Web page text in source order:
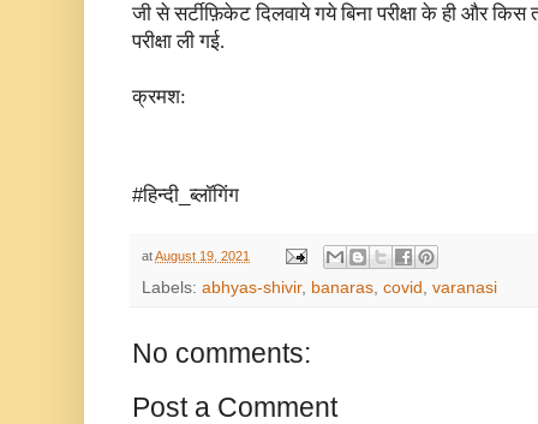
जी से सर्टीफ़िकेट दिलवाये गये बिना परीक्षा के ही और
परीक्षा ली गई.
क्रमश:
#हिन्दी_ब्लॉगिंग
atAugust 19, 2021
Labels: abhyas-shivir, banaras, covid , varanasi
No comments:
Post a Comment